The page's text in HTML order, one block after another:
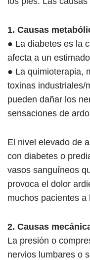
1. Causas
● La diabetes es la
afecta a un
● La quimioterapia,
toxinas industriales/
pueden dañar los
sensaciones de
El nivel elevado de
con diabetes o
vasos sanguíneos
provoca el dolor
muchos pacientes a
2. Causas
La presión o
nervios lumbares o